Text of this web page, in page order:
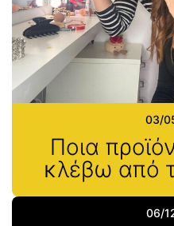
03/
Ποια
κλέβω από
06/